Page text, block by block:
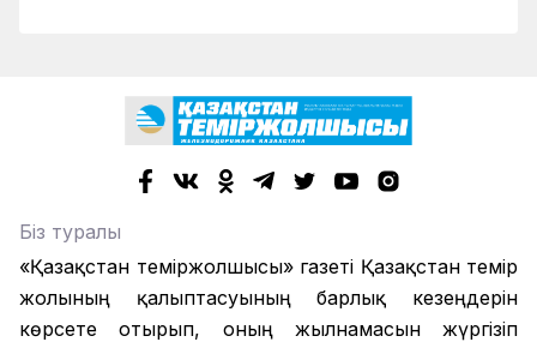
Біз туралы
«Қазақстан теміржолшысы» газеті Қазақстан темір
жолының қалыптасуының барлық кезеңдерін
көрсете отырып, оның жылнамасын жүргізіп